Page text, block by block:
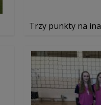
Trzy punkty na